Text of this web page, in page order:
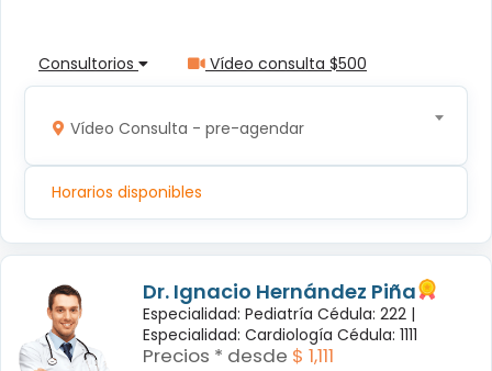
Consultorios Vídeo consulta $500
Vídeo Consulta - pre-agendar
Horarios disponibles
Dr. Ignacio Hernández Piña
Especialidad: Pediatría Cédula: 222 |
Especialidad: Cardiología Cédula: 1111
Precios * desde $ 1,111